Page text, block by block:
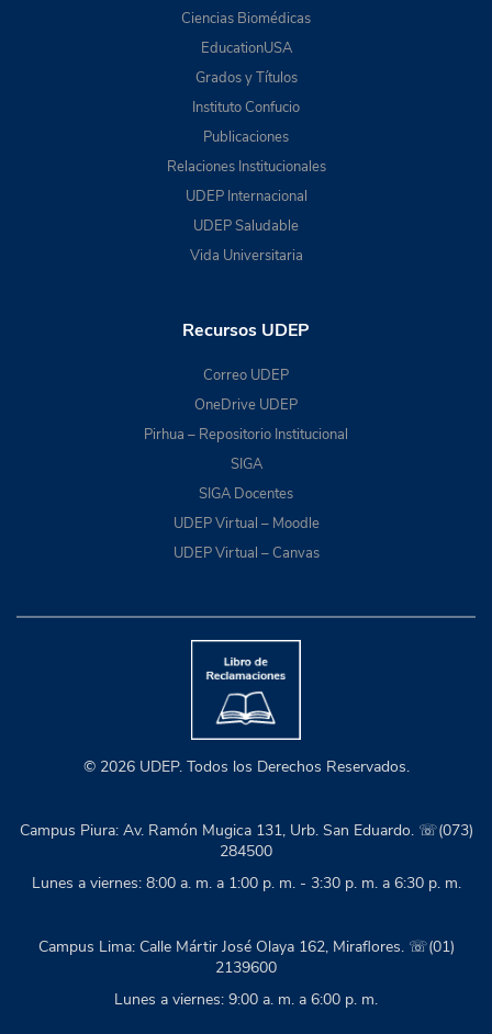
Ciencias Biomédicas
EducationUSA
Grados y Títulos
Instituto Confucio
Publicaciones
Relaciones Institucionales
UDEP Internacional
UDEP Saludable
Vida Universitaria
Recursos UDEP
Correo UDEP
OneDrive UDEP
Pirhua – Repositorio Institucional
SIGA
SIGA Docentes
UDEP Virtual – Moodle
UDEP Virtual – Canvas
© 2026 UDEP. Todos los Derechos Reservados.
Campus Piura: Av. Ramón Mugica 131, Urb. San Eduardo. ☏(073)
284500
Lunes a viernes: 8:00 a. m. a 1:00 p. m. - 3:30 p. m. a 6:30 p. m.
Campus Lima: Calle Mártir José Olaya 162, Miraflores. ☏(01)
2139600
Lunes a viernes: 9:00 a. m. a 6:00 p. m.